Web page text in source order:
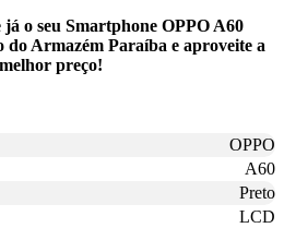
o seu Smartphone OPPO A60
do Armazém Paraíba e aproveite a
preço!
OPPO
A60
Preto
LCD